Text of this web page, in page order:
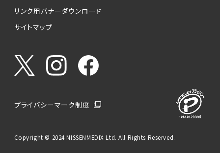
リンク用バナーダウンロード
サイトマップ
プライバシーマーク制度
Copyright © 2024 NISSENMEDIX Ltd. All Rights Reserved.